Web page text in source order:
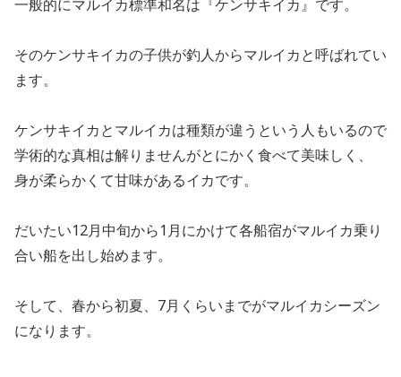
一般的にマルイカ標準和名は『ケンサキイカ』です。
そのケンサキイカの子供が釣人からマルイカと呼ばれてい
ます。
ケンサキイカとマルイカは種類が違うという人もいるので
学術的な真相は解りませんがとにかく食べて美味しく、
身が柔らかくて甘味があるイカです。
だいたい12月中旬から1月にかけて各船宿がマルイカ乗り
合い船を出し始めます。
そして、春から初夏、 7月くらいまでがマルイカシーズン
になります。